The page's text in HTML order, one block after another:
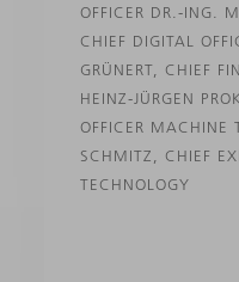
OFFICER DR.-ING.
CHIEF DIGITAL
GRÜNERT, CHIEF
HEINZ-JÜRGEN
OFFICER MACHINE
SCHMITZ, CHIEF
TECHNOLOGY